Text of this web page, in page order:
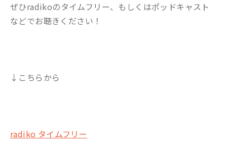
ぜひradikoのタイムフリー、もしくはポッドキャスト
などでお聴きください！
↓こちらから
radiko タイムフリー